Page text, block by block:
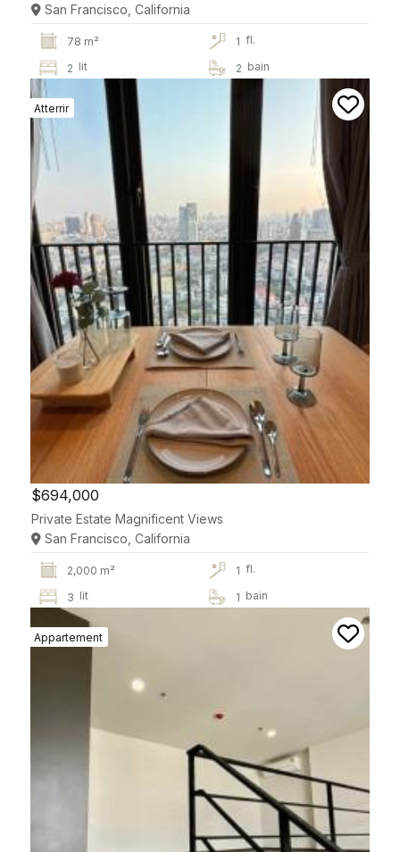
San Francisco, California
78 m² 1 fl.
2 lit 2 bain
Atterrir
$694,000
Private Estate Magnificent Views
San Francisco, California
2,000 m² 1 fl.
3 lit 1 bain
Appartement